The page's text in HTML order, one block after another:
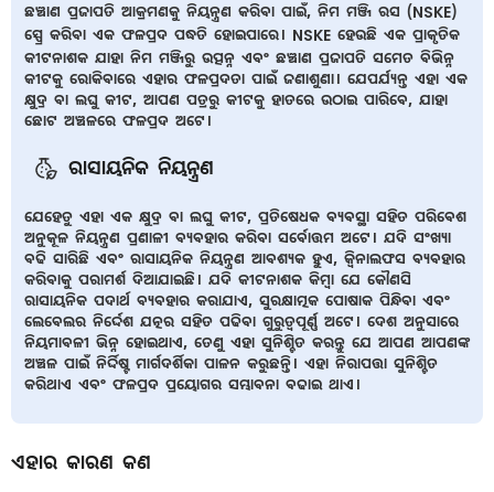
ଛଞ୍ଚାଣ ପ୍ରଜାପତି ଆକ୍ରମଣକୁ ନିୟନ୍ତ୍ରଣ କରିବା ପାଇଁ, ନିମ ମଞ୍ଜି ରସ (NSKE)
ସ୍ପ୍ରେ କରିବା ଏକ ଫଳପ୍ରଦ ପଦ୍ଧତି ହୋଇପାରେ। NSKE ହେଉଛି ଏକ ପ୍ରାକୃତିକ
କୀଟନାଶକ ଯାହା ନିମ ମଞ୍ଜିରୁ ଉତ୍ପନ୍ନ ଏବଂ ଛଞ୍ଚାଣ ପ୍ରଜାପତି ସମେତ ବିଭିନ୍ନ
କୀଟକୁ ରୋକିବାରେ ଏହାର ଫଳପ୍ରଦତା ପାଇଁ ଜଣାଶୁଣା। ଯେପର୍ଯ୍ୟନ୍ତ ଏହା ଏକ
କ୍ଷୁଦ୍ର ବା ଲଘୁ କୀଟ, ଆପଣ ପତ୍ରରୁ କୀଟକୁ ହାତରେ ଉଠାଇ ପାରିବେ, ଯାହା
ଛୋଟ ଅଞ୍ଚଳରେ ଫଳପ୍ରଦ ଅଟେ।
ରାସାୟନିକ ନିୟନ୍ତ୍ରଣ
ଯେହେତୁ ଏହା ଏକ କ୍ଷୁଦ୍ର ବା ଲଘୁ କୀଟ, ପ୍ରତିଷେଧକ ବ୍ୟବସ୍ଥା ସହିତ ପରିବେଶ
ଅନୁକୂଳ ନିୟନ୍ତ୍ରଣ ପ୍ରଣାଳୀ ବ୍ୟବହାର କରିବା ସର୍ବୋତ୍ତମ ଅଟେ। ଯଦି ସଂଖ୍ୟା
ବଢି ସାରିଛି ଏବଂ ରାସାୟନିକ ନିୟନ୍ତ୍ରଣ ଆବଶ୍ୟକ ହୁଏ, କ୍ୱିନାଲଫସ ବ୍ୟବହାର
କରିବାକୁ ପରାମର୍ଶ ଦିଆଯାଇଛି। ଯଦି କୀଟନାଶକ କିମ୍ବା ଯେ କୌଣସି
ରାସାୟନିକ ପଦାର୍ଥ ବ୍ୟବହାର କରାଯାଏ, ସୁରକ୍ଷାତ୍ମକ ପୋଷାକ ପିନ୍ଧିବା ଏବଂ
ଲେବେଲର ନିର୍ଦ୍ଦେଶ ଯତ୍ନର ସହିତ ପଢିବା ଗୁରୁତ୍ୱପୂର୍ଣ୍ଣ ଅଟେ। ଦେଶ ଅନୁସାରେ
ନିୟମାବଳୀ ଭିନ୍ନ ହୋଇଥାଏ, ତେଣୁ ଏହା ସୁନିଶ୍ଚିତ କରନ୍ତୁ ଯେ ଆପଣ ଆପଣଙ୍କ
ଅଞ୍ଚଳ ପାଇଁ ନିର୍ଦ୍ଦିଷ୍ଟ ମାର୍ଗଦର୍ଶିକା ପାଳନ କରୁଛନ୍ତି। ଏହା ନିରାପତ୍ତା ସୁନିଶ୍ଚିତ
କରିଥାଏ ଏବଂ ଫଳପ୍ରଦ ପ୍ରୟୋଗର ସମ୍ଭାବନା ବଢାଇ ଥାଏ।
ଏହାର କାରଣ କଣ